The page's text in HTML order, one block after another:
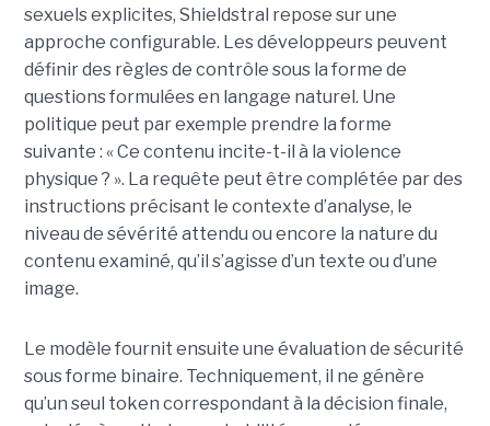
sexuels explicites, Shieldstral repose sur une
approche configurable. Les développeurs peuvent
définir des règles de contrôle sous la forme de
questions formulées en langage naturel. Une
politique peut par exemple prendre la forme
suivante : « Ce contenu incite-t-il à la violence
physique ? ». La requête peut être complétée par des
instructions précisant le contexte d’analyse, le
niveau de sévérité attendu ou encore la nature du
contenu examiné, qu’il s’agisse d’un texte ou d’une
image.
Le modèle fournit ensuite une évaluation de sécurité
sous forme binaire. Techniquement, il ne génère
qu’un seul token correspondant à la décision finale,